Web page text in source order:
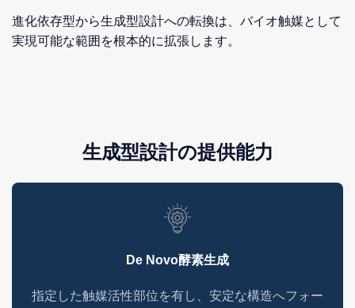
進化依存型から生成型設計への転換は、バイオ触媒として
実現可能な範囲を根本的に拡張します。
生成型設計の提供能力
De Novo酵素生成
指定した触媒活性部位を有し、安定な構造へフォー